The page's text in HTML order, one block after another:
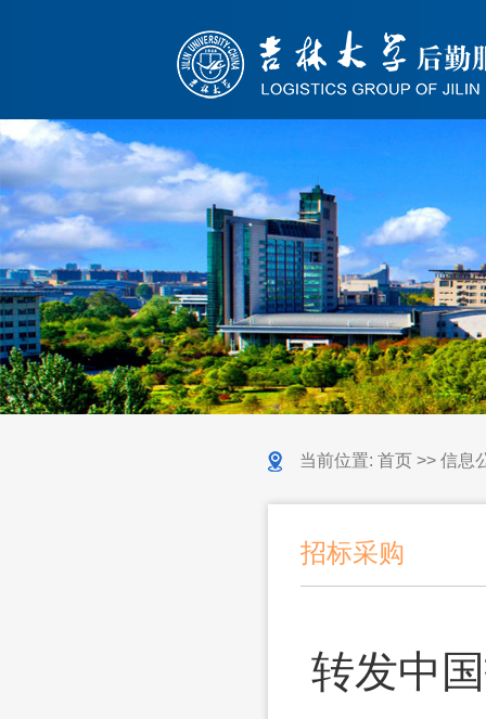
当前位置: 首页>> 信息
招标采购
转发中